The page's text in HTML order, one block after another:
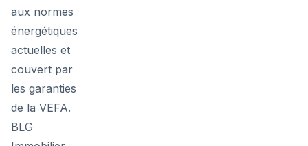
aux normes
énergétiques
actuelles et
couvert par
les garanties
de la VEFA.
BLG